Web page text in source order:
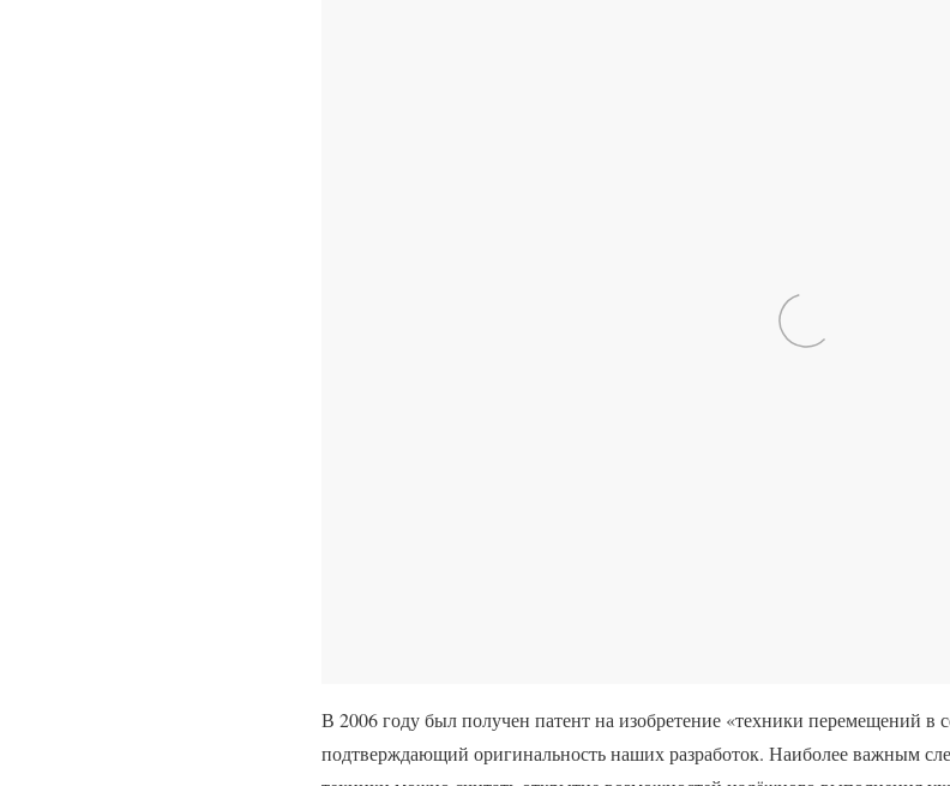
В 2006 году был получен патент на изобретение «техники перемещений в
подтверждающий оригинальность наших разработок. Наиболее важным